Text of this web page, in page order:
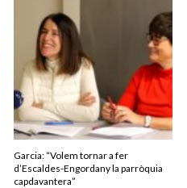
Garcia: “Volem tornar a fer
d’Escaldes-Engordany la parròquia
capdavantera”